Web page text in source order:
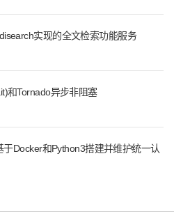
实现的全文检索功能服务
和Tornado异步非阻塞
Docker和Python3搭建并维护统一认